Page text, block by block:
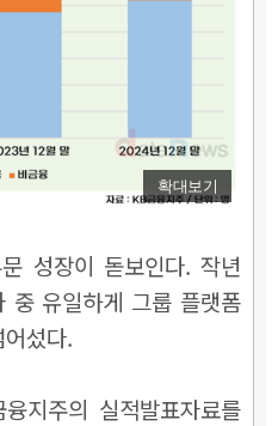
확대보기
성장이 돋보인다. 작년
중 유일하게 그룹 플랫폼
섰다.
지주의 실적발표자료를